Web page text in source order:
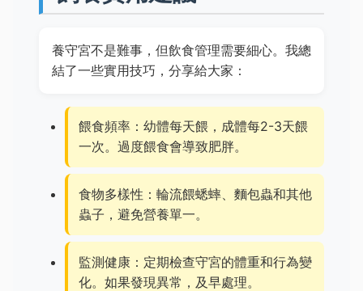
養守宮不是難事，但飲食管理需要細心。我總
結了一些實用技巧，分享給大家：
餵食頻率：幼體每天餵，成體每2-3天餵
一次。過度餵食會導致肥胖。
食物多樣性：輪流餵蟋蟀、麵包蟲和其他
蟲子，避免營養單一。
監測健康：定期檢查守宮的體重和行為變
化。如果發現異常，及早處理。